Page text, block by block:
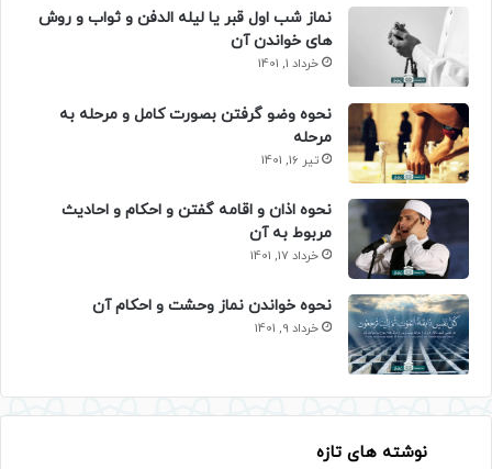
نماز شب اول قبر یا لیله الدفن و ثواب و روش
های خواندن آن
خرداد 1, 1401
نحوه وضو گرفتن بصورت کامل و مرحله به
مرحله
تیر 16, 1401
نحوه اذان و اقامه گفتن و احکام و احادیث
مربوط به آن
خرداد 17, 1401
نحوه خواندن نماز وحشت و احکام آن
خرداد 9, 1401
نوشته های تازه